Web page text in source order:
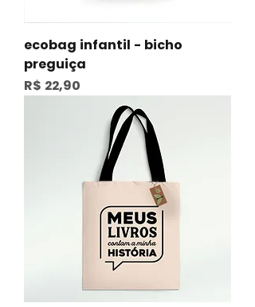
ecobag infantil - bicho
preguiça
Preço
R$ 22,90